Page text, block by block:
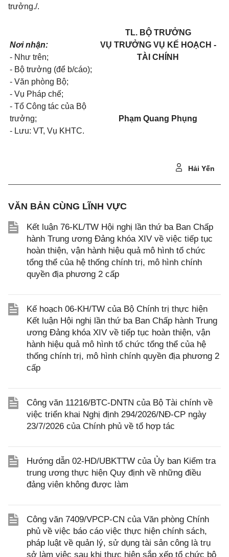
trưởng./.
Nơi nhận:
- Như trên;
- Bộ trưởng (để b/cáo);
- Văn phòng Bộ;
- Vụ Pháp chế;
- Tổ Công tác của Bộ
trưởng;
- Lưu: VT, Vụ KHTC.
TL. BỘ TRƯỞNG
VỤ TRƯỞNG VỤ KẾ HOẠCH -
TÀI CHÍNH
Phạm Quang Phụng
Hải Yến
VĂN BẢN CÙNG LĨNH VỰC
Kết luận 76-KL/TW Hội nghị lần thứ ba Ban Chấp
hành Trung ương Đảng khóa XIV về việc tiếp tục
hoàn thiện, vận hành hiệu quả mô hình tổ chức
tổng thể của hệ thống chính trị, mô hình chính
quyền địa phương 2 cấp
Kế hoạch 06-KH/TW của Bộ Chính trị thực hiện
Kết luận Hội nghị lần thứ ba Ban Chấp hành Trung
ương Đảng khóa XIV về tiếp tục hoàn thiện, vận
hành hiệu quả mô hình tổ chức tổng thể của hệ
thống chính trị, mô hình chính quyền địa phương 2
cấp
Công văn 11216/BTC-DNTN của Bộ Tài chính về
việc triển khai Nghị định 294/2026/NĐ-CP ngày
23/7/2026 của Chính phủ về tổ hợp tác
Hướng dẫn 02-HD/UBKTTW của Ủy ban Kiểm tra
trung ương thực hiện Quy định về những điều
đảng viên không được làm
Công văn 7409/VPCP-CN của Văn phòng Chính
phủ về việc báo cáo việc thực hiện chính sách,
pháp luật về quản lý, sử dụng tài sản công là trụ
sở làm việc sau khi thực hiện sắp xếp tổ chức bộ